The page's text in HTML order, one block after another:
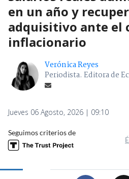
en un año y
adquisitivo ante el
inflacionario
Verónica Reyes
Periodista. Editora de
Jueves 06 Agosto, 2026 | 09:10
Seguimos criterios de